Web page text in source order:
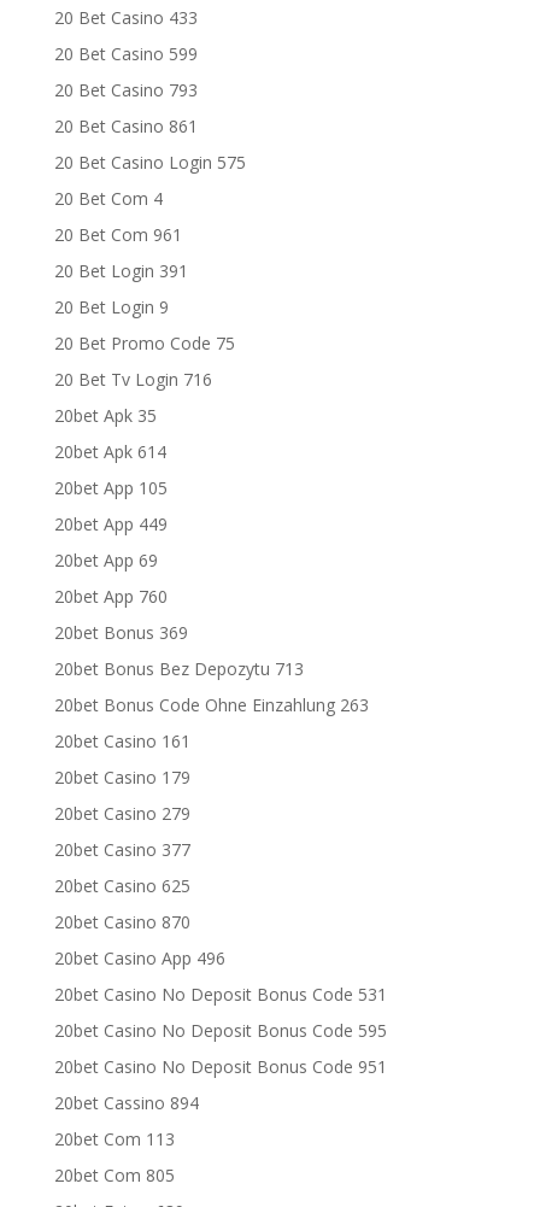
20 Bet Casino 433
20 Bet Casino 599
20 Bet Casino 793
20 Bet Casino 861
20 Bet Casino Login 575
20 Bet Com 4
20 Bet Com 961
20 Bet Login 391
20 Bet Login 9
20 Bet Promo Code 75
20 Bet Tv Login 716
20bet Apk 35
20bet Apk 614
20bet App 105
20bet App 449
20bet App 69
20bet App 760
20bet Bonus 369
20bet Bonus Bez Depozytu 713
20bet Bonus Code Ohne Einzahlung 263
20bet Casino 161
20bet Casino 179
20bet Casino 279
20bet Casino 377
20bet Casino 625
20bet Casino 870
20bet Casino App 496
20bet Casino No Deposit Bonus Code 531
20bet Casino No Deposit Bonus Code 595
20bet Casino No Deposit Bonus Code 951
20bet Cassino 894
20bet Com 113
20bet Com 805